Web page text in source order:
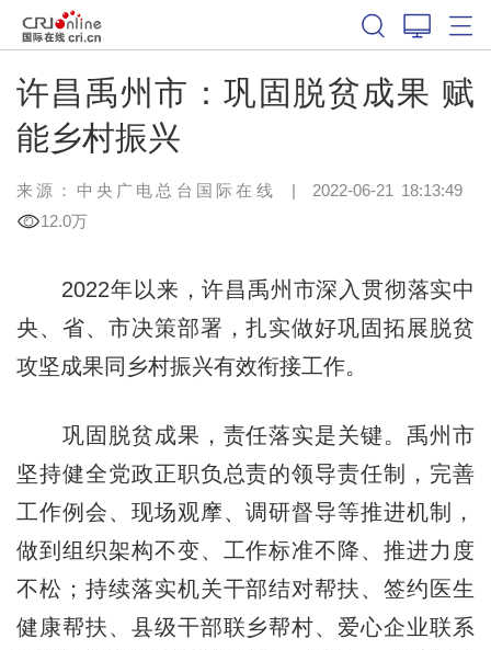
许昌禹州市：巩固脱贫成果 赋
能乡村振兴
来源：中央广电总台国际在线 | 2022-06-21 18:13:49
12.0万
2022年以来，许昌禹州市深入贯彻落实中
央、省、市决策部署，扎实做好巩固拓展脱贫
攻坚成果同乡村振兴有效衔接工作。
巩固脱贫成果，责任落实是关键。禹州市
坚持健全党政正职负总责的领导责任制，完善
工作例会、现场观摩、调研督导等推进机制，
做到组织架构不变、工作标准不降、推进力度
不松；持续落实机关干部结对帮扶、签约医生
健康帮扶、县级干部联乡帮村、爱心企业联系